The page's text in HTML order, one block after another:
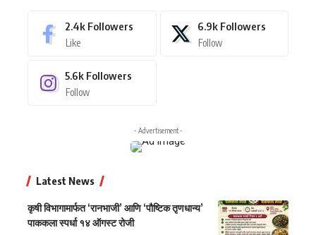
2.4k Followers
Like
6.9k Followers
Follow
5.6k Followers
Follow
- Advertisement -
Latest News
कृषी विभागामार्फत ‘रानभाजी’ आणि ‘पौष्टिक तृणधान्य’
पाककला स्पर्धा १४ ऑगस्ट रोजी